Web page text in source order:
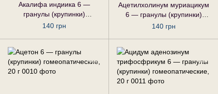
Акалифа индиика 6 —
гранулы (крупинки)
гомеопатические, 20 г
140 грн
Ацетилхолинум муриацикум
6 — гранулы (крупинки)
гомеопатические, 20 г
140 грн